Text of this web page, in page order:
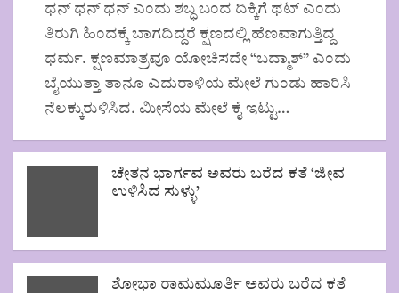
ಧನ್ ಧನ್ ಧನ್ ಎಂದು ಶಬ್ಧ ಬಂದ ದಿಕ್ಕಿಗೆ ಥಟ್ ಎಂದು
ತಿರುಗಿ ಹಿಂದಕ್ಕೆ ಬಾಗದಿದ್ದರೆ ಕ್ಷಣದಲ್ಲಿ ಹೆಣವಾಗುತ್ತಿದ್ದ
ಧರ್ಮ. ಕ್ಷಣಮಾತ್ರವೂ ಯೋಚಿಸದೇ “ಬದ್ಮಾಶ್” ಎಂದು
ಬೈಯುತ್ತಾ ತಾನೂ ಎದುರಾಳಿಯ ಮೇಲೆ ಗುಂಡು ಹಾರಿಸಿ
ನೆಲಕ್ಕುರುಳಿಸಿದ. ಮೀಸೆಯ ಮೇಲೆ ಕೈ ಇಟ್ಟು…
ಚೇತನ ಭಾರ್ಗವ ಅವರು ಬರೆದ ಕತೆ ‘ಜೀವ
ಉಳಿಸಿದ ಸುಳ್ಳು’
ಶೋಭಾ ರಾಮಮೂರ್ತಿ ಅವರು ಬರೆದ ಕತೆ